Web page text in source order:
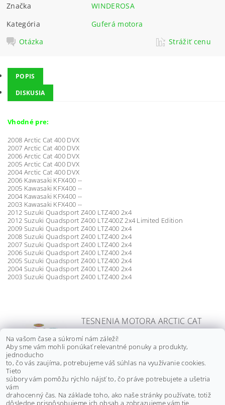
Značka
WINDEROSA
Kategória
Guferá motora
Otázka
Strážiť cenu
POPIS
DISKUSIA
Vhodné pre:
2008 Arctic Cat 400 DVX
2007 Arctic Cat 400 DVX
2006 Arctic Cat 400 DVX
2005 Arctic Cat 400 DVX
2004 Arctic Cat 400 DVX
2006 Kawasaki KFX400 --
2005 Kawasaki KFX400 --
2004 Kawasaki KFX400 --
2003 Kawasaki KFX400 --
2012 Suzuki Quadsport Z400 LTZ400 2x4
2012 Suzuki Quadsport Z400 LTZ400Z 2x4 Limited Edition
2009 Suzuki Quadsport Z400 LTZ400 2x4
2008 Suzuki Quadsport Z400 LTZ400 2x4
2007 Suzuki Quadsport Z400 LTZ400 2x4
2006 Suzuki Quadsport Z400 LTZ400 2x4
2005 Suzuki Quadsport Z400 LTZ400 2x4
2004 Suzuki Quadsport Z400 LTZ400 2x4
2003 Suzuki Quadsport Z400 LTZ400 2x4
TESNENIA MOTORA ARCTIC CAT
400 DVX, KAWASAKI KFX400,
SUZUKI LT-Z250/ LT-Z400,
€115 bez DPH
€141,50
Na vašom čase a súkromí nám záleží!
Aby sme vám mohli ponúkať relevantné ponuky a produkty,
jednoducho
to, čo vás zaujíma, potrebujeme váš súhlas na využívanie cookies.
Tieto
súbory vám pomôžu rýchlo nájsť to, čo práve potrebujete a ušetria
vám
drahocenný čas. Na základe toho, ako naše stránky používate, totiž
dôsledne prispôsobujeme ich obsah a zobrazujeme vám tie